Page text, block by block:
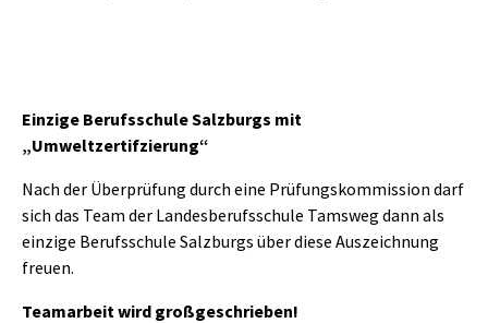
Einzige Berufsschule Salzburgs mit
„Umweltzertifzierung“
Nach der Überprüfung durch eine Prüfungskommission darf
sich das Team der Landesberufsschule Tamsweg dann als
einzige Berufsschule Salzburgs über diese Auszeichnung
freuen.
Teamarbeit wird großgeschrieben!